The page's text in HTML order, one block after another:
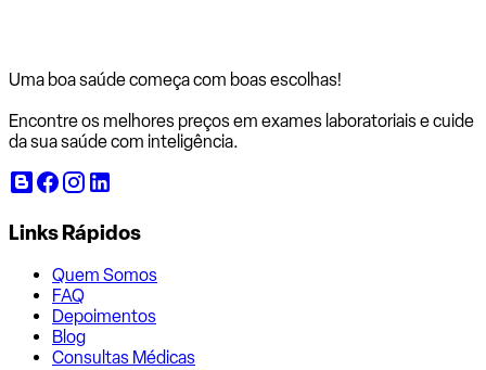
Uma boa saúde começa com boas escolhas!
Encontre os melhores preços em exames laboratoriais e cuide
da sua saúde com inteligência.
Links Rápidos
Quem Somos
FAQ
Depoimentos
Blog
Consultas Médicas